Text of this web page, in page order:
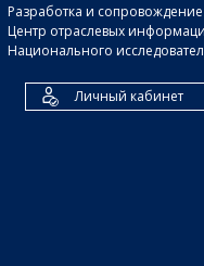
Разработка и сопровождение
Центр отраслевых
Национального
Личный кабинет